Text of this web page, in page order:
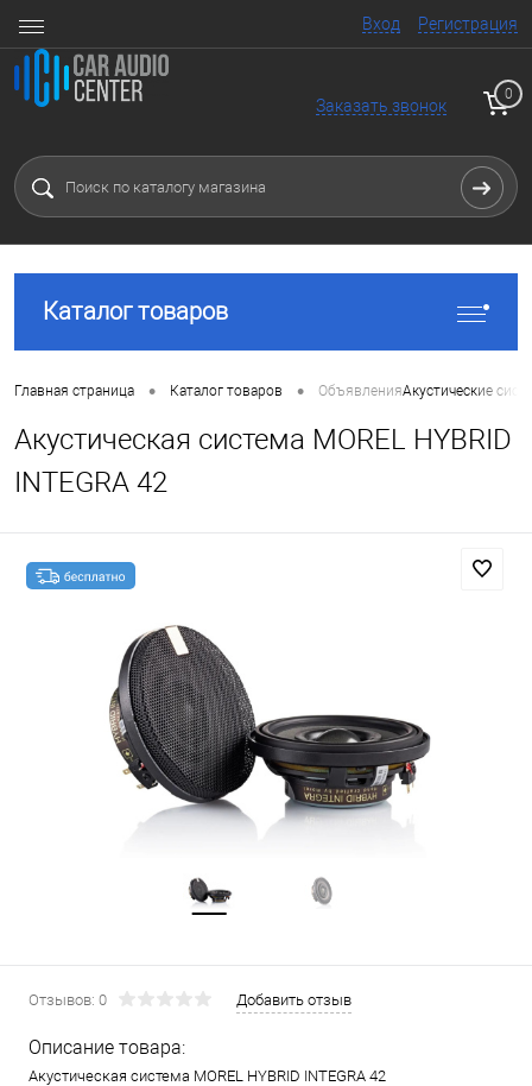
Вход Регистрация
Заказать звонок
0
Каталог товаров
Главная страница • Каталог товаров • ОбъявленияАкустические
Акустическая система MOREL HYBRID
INTEGRA 42
Отзывов: 0 Добавить отзыв
Описание товара:
Акустическая система MOREL HYBRID INTEGRA 42